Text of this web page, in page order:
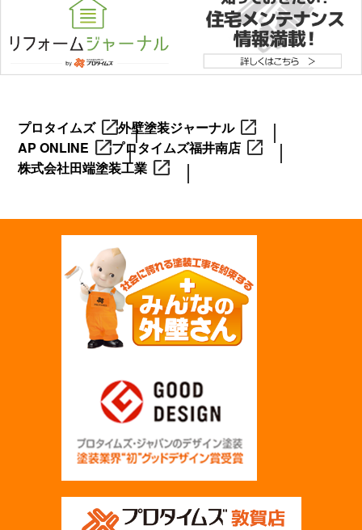
プロタイムズ
外壁塗装ジャーナル
AP ONLINE
プロタイムズ福井南店
株式会社田端塗装工業